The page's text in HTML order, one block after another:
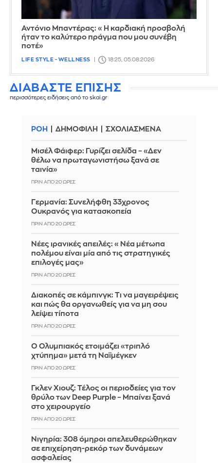
Αντόνιο Μπαντέρας: «Η καρδιακή προσβολή
ήταν το καλύτερο πράγμα που μου συνέβη
ποτέ»
LIFE STYLE - WELLNESS 18:25, 05.08.2026
ΔΙΑΒΑΣΤΕ ΕΠΙΣΗΣ
περισσότερες ειδήσεις από το skai.gr
ΡΟΗ ΔΗΜΟΦΙΛΗ ΣΧΟΛΙΑΣΜΕΝΑ
Μισέλ Φάιφερ: Γυρίζει σελίδα – «Δεν
θέλω να πρωταγωνιστήσω ξανά σε
ταινία»
ΠΡΙΝ ΑΠΌ 20 ΏΡΕΣ
Γερμανία: Συνελήφθη 33χρονος
Ουκρανός για κατασκοπεία
ΠΡΙΝ ΑΠΌ 20 ΏΡΕΣ
Νέες ιρανικές απειλές: «Νέα μέτωπα
πολέμου είναι μία από τις στρατηγικές
επιλογές μας»
ΠΡΙΝ ΑΠΌ 20 ΏΡΕΣ
Διακοπές σε κάμπινγκ: Τι να μαγειρέψεις
και πώς θα οργανωθείς για να μη σου
λείψει τίποτα
ΠΡΙΝ ΑΠΌ 20 ΏΡΕΣ
Ο Ολυμπιακός ετοιμάζει «τριπλό
χτύπημα» μετά τη Ναϊμέγκεν
ΠΡΙΝ ΑΠΌ 20 ΏΡΕΣ
Γκλεν Χιουζ: Τέλος οι περιοδείες για τον
θρύλο των Deep Purple – Μπαίνει ξανά
στο χειρουργείο
ΠΡΙΝ ΑΠΌ 20 ΏΡΕΣ
Νιγηρία: 308 όμηροι απελευθερώθηκαν
σε επιχείρηση-ρεκόρ των δυνάμεων
ασφαλείας